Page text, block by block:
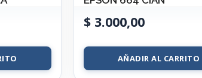
$3.000,00
AÑADIR AL CARRITO